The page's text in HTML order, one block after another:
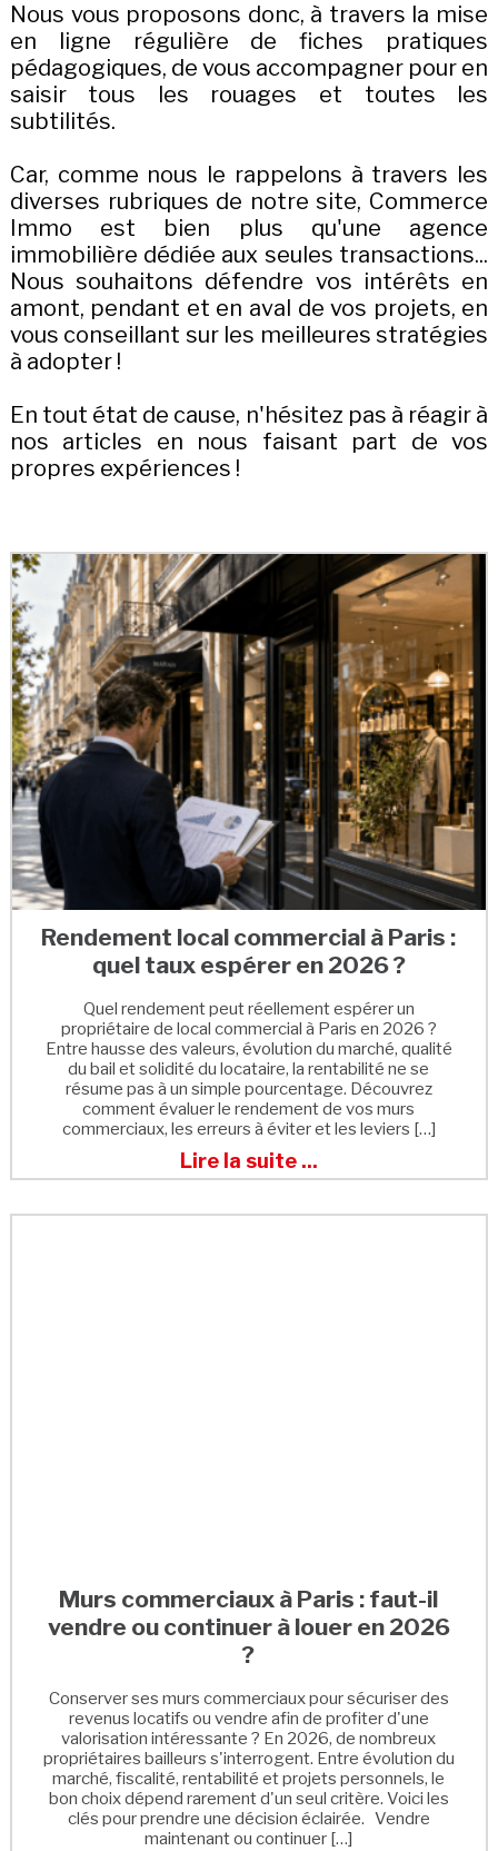
Nous vous proposons donc, à travers la mise
en ligne régulière de fiches pratiques
pédagogiques, de vous accompagner pour en
saisir tous les rouages et toutes les
subtilités.
Car, comme nous le rappelons à travers les
diverses rubriques de notre site, Commerce
Immo est bien plus qu'une agence
immobilière dédiée aux seules transactions...
Nous souhaitons défendre vos intérêts en
amont, pendant et en aval de vos projets, en
vous conseillant sur les meilleures stratégies
à adopter !
En tout état de cause, n'hésitez pas à réagir à
nos articles en nous faisant part de vos
propres expériences !
Rendement local commercial à Paris :
quel taux espérer en 2026 ?
Quel rendement peut réellement espérer un
propriétaire de local commercial à Paris en 2026 ?
Entre hausse des valeurs, évolution du marché, qualité
du bail et solidité du locataire, la rentabilité ne se
résume pas à un simple pourcentage. Découvrez
comment évaluer le rendement de vos murs
commerciaux, les erreurs à éviter et les leviers […]
Lire la suite ...
Murs commerciaux à Paris : faut-il
vendre ou continuer à louer en 2026
?
Conserver ses murs commerciaux pour sécuriser des
revenus locatifs ou vendre afin de profiter d'une
valorisation intéressante ? En 2026, de nombreux
propriétaires bailleurs s'interrogent. Entre évolution du
marché, fiscalité, rentabilité et projets personnels, le
bon choix dépend rarement d'un seul critère. Voici les
clés pour prendre une décision éclairée. Vendre
maintenant ou continuer […]